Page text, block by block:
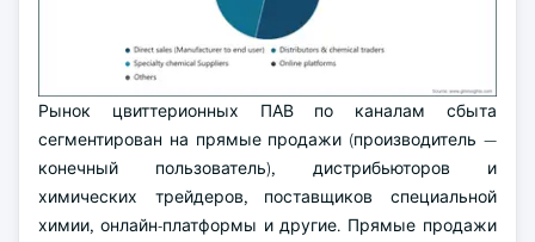
Рынок цвиттерионных ПАВ по каналам сбыта
сегментирован на прямые продажи (производитель —
конечный пользователь), дистрибьюторов и
химических трейдеров, поставщиков специальной
химии, онлайн-платформы и другие. Прямые продажи